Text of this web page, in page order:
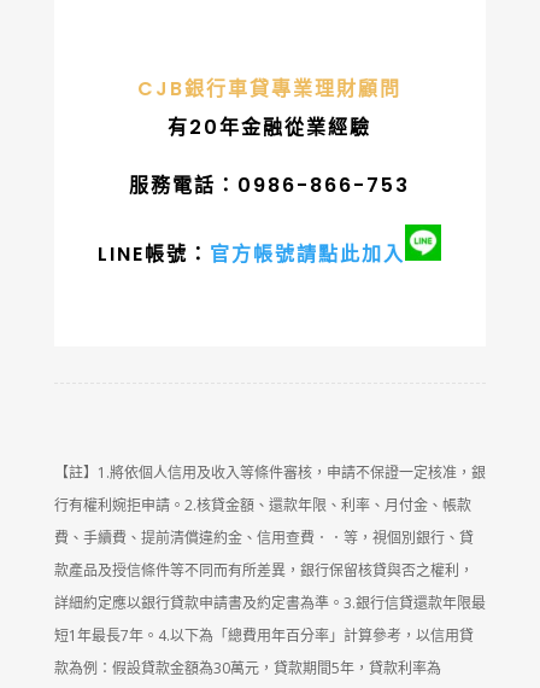
CJB銀行車貸專業理財顧問
有20年金融從業經驗
服務電話：0986-866-753
LINE帳號： 官方帳號請點此加入
【註】1.將依個人信用及收入等條件審核，申請不保證一定核准，銀
行有權利婉拒申請。2.核貸金額、還款年限、利率、月付金、帳款
費、手續費、提前清償違約金、信用查費．．等，視個別銀行、貸
款產品及授信條件等不同而有所差異，銀行保留核貸與否之權利，
詳細約定應以銀行貸款申請書及約定書為準。3.銀行信貸還款年限最
短1年最長7年。4.以下為「總費用年百分率」計算參考，以信用貸
款為例：假設貸款金額為30萬元，貸款期間5年，貸款利率為